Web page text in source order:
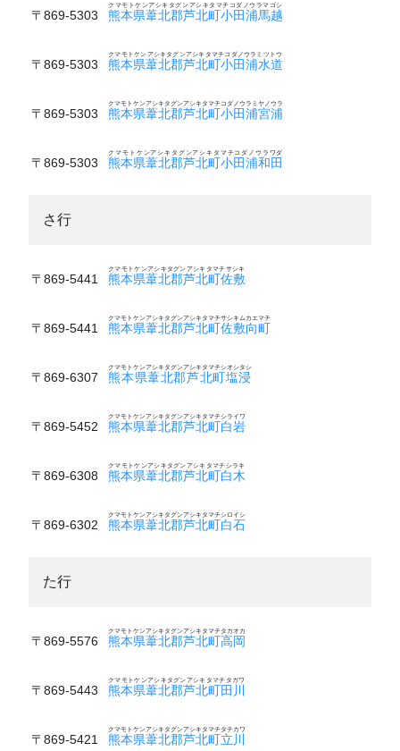
〒869-5303 熊本県葦北郡芦北町小田浦馬越
クマモトケンアシキタグンアシキタマチコダノウラマゴシ
〒869-5303 熊本県葦北郡芦北町小田浦水道
クマモトケンアシキタグンアシキタマチコダノウラミツトウ
〒869-5303 熊本県葦北郡芦北町小田浦宮浦
クマモトケンアシキタグンアシキタマチコダノウラミヤノウラ
〒869-5303 熊本県葦北郡芦北町小田浦和田
クマモトケンアシキタグンアシキタマチコダノウラワダ
さ行
〒869-5441 熊本県葦北郡芦北町佐敷
クマモトケンアシキタグンアシキタマチサシキ
〒869-5441 熊本県葦北郡芦北町佐敷向町
クマモトケンアシキタグンアシキタマチサシキムカエマチ
〒869-6307 熊本県葦北郡芦北町塩浸
クマモトケンアシキタグンアシキタマチシオシタシ
〒869-5452 熊本県葦北郡芦北町白岩
クマモトケンアシキタグンアシキタマチシライワ
〒869-6308 熊本県葦北郡芦北町白木
クマモトケンアシキタグンアシキタマチシラキ
〒869-6302 熊本県葦北郡芦北町白石
クマモトケンアシキタグンアシキタマチシロイシ
た行
〒869-5576 熊本県葦北郡芦北町高岡
クマモトケンアシキタグンアシキタマチタカオカ
〒869-5443 熊本県葦北郡芦北町田川
クマモトケンアシキタグンアシキタマチタガワ
〒869-5421 熊本県葦北郡芦北町立川
クマモトケンアシキタグンアシキタマチタチカワ